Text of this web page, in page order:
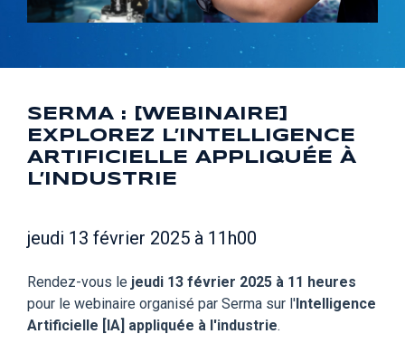
SERMA : [WEBINAIRE]
EXPLOREZ L’INTELLIGENCE
ARTIFICIELLE APPLIQUÉE À
L’INDUSTRIE
jeudi 13 février 2025 à 11h00
Rendez-vous le jeudi 13 février 2025 à 11 heures
pour le webinaire organisé par Serma sur l'Intelligence
Artificielle [IA] appliquée à l'industrie.